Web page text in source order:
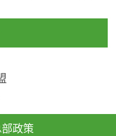
家规定的标准检测方
空气采样量准确，检
果可靠，远胜于其他
...
部政策